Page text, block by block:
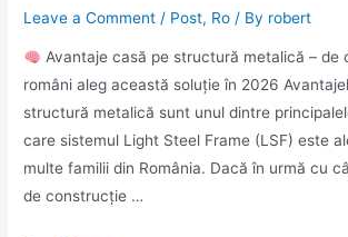
Leave a Comment / Post, Ro / By robert
Avantaje casă pe structură metalică – de
români aleg această soluție în 2026
structură metalică sunt unul dintre
care sistemul Light Steel Frame (LSF) este
multe familii din România. Dacă în urmă cu
de construcție …